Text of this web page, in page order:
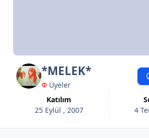
*MELEK*
Φ Üyeler
Katılım
25 Eylül , 2007
4